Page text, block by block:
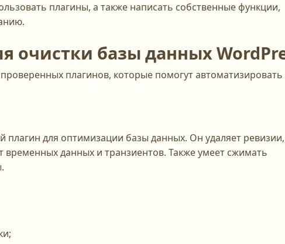
плагины, а также написать собственные функции,
очистки базы данных
плагинов, которые помогут автоматизировать
для оптимизации базы данных. Он удаляет ревизии,
данных и транзиентов. Также умеет сжимать